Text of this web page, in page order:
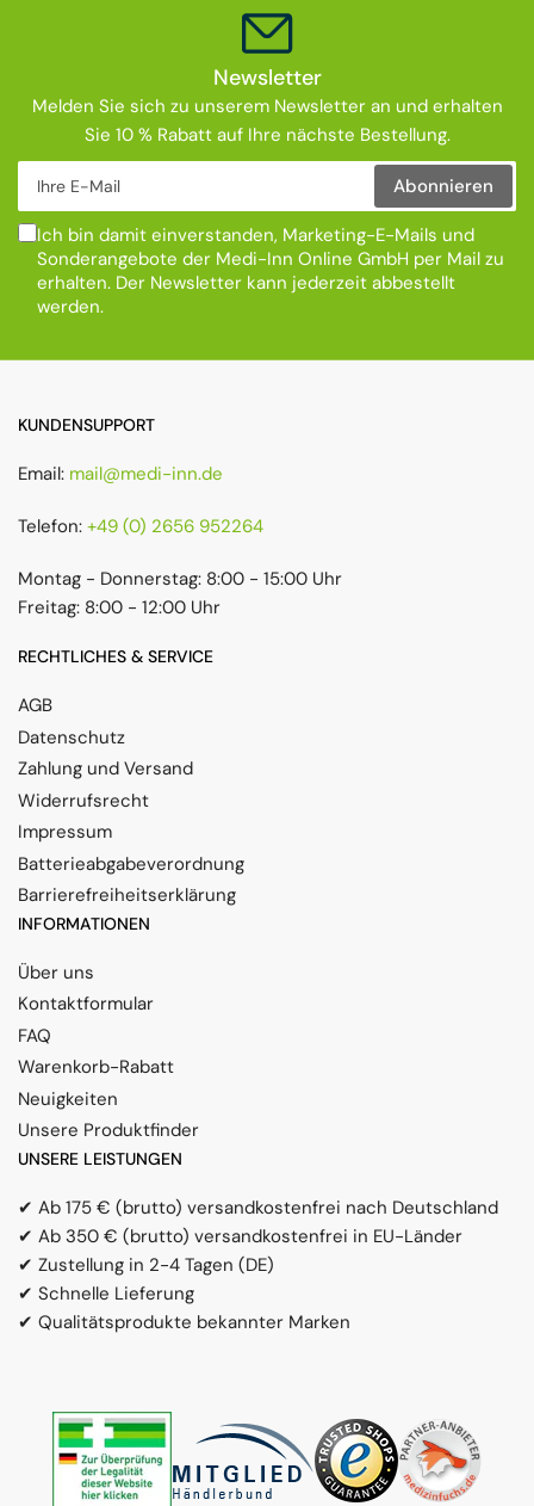
Newsletter
Melden Sie sich zu unserem Newsletter an und erhalten
Sie 10 % Rabatt auf Ihre nächste Bestellung.
Abonnieren
Ich bin damit einverstanden, Marketing-E-Mails und
Sonderangebote der Medi-Inn Online GmbH per Mail zu
erhalten. Der Newsletter kann jederzeit abbestellt
werden.
KUNDENSUPPORT
Email: mail@medi-inn.de
Telefon: +49 (0) 2656 952264
Montag - Donnerstag: 8:00 - 15:00 Uhr
Freitag: 8:00 - 12:00 Uhr
RECHTLICHES & SERVICE
AGB
Datenschutz
Zahlung und Versand
Widerrufsrecht
Impressum
Batterieabgabeverordnung
Barrierefreiheitserklärung
INFORMATIONEN
Über uns
Kontaktformular
FAQ
Warenkorb-Rabatt
Neuigkeiten
Unsere Produktfinder
UNSERE LEISTUNGEN
✔ Ab 175 € (brutto) versandkostenfrei nach Deutschland
✔ Ab 350 € (brutto) versandkostenfrei in EU-Länder
✔ Zustellung in 2-4 Tagen (DE)
✔ Schnelle Lieferung
✔ Qualitätsprodukte bekannter Marken